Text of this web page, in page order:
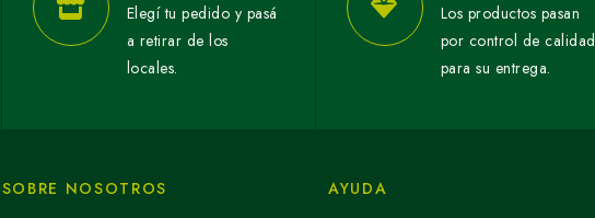
Elegí tu pedido y pasá
a retirar de los
locales.
Los productos pasan
por control de calidad
para su entrega.
SOBRE NOSOTROS AYUDA